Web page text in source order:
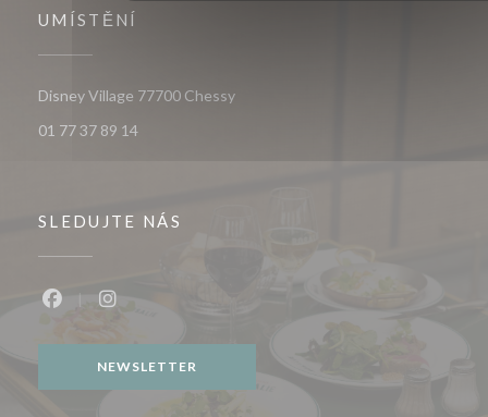
UMÍSTĚNÍ
Disney Village 77700 Chessy((otevře se v novém okně))
01 77 37 89 14
SLEDUJTE NÁS
NEWSLETTER